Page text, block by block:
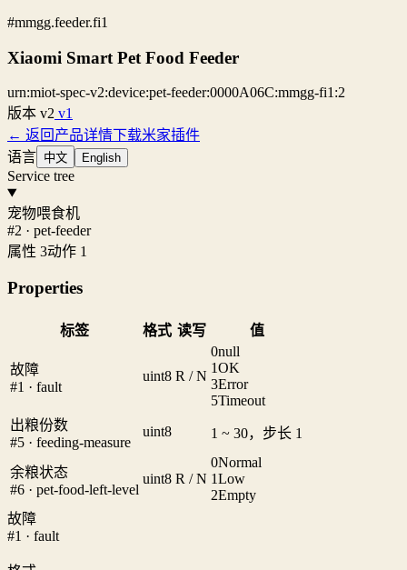
#mmgg.feeder.fi1
Xiaomi Smart Pet Food Feeder
urn:miot-spec-v2:device:pet-feeder:0000A06C:mmgg-fi1:2
版本 v2 v1
← 返回产品详情下载米家插件
语言 中文 English
Service tree
宠物喂食机
#2 · pet-feeder
属性 3动作 1
Properties
标签 格式 读写 值
故障
#1 · fault
uint8 R / N
0null
1OK
3Error
5Timeout
出粮份数
#5 · feeding-measure
uint8 1 ~ 30，步长 1
余粮状态
#6 · pet-food-left-level
uint8 R / N
0Normal
1Low
2Empty
故障
#1 · fault